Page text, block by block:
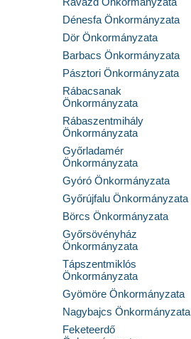
Dénesfa Önkormányzata
Dör Önkormányzata
Barbacs Önkormányzata
Pásztori Önkormányzata
Rábacsanak
Önkormányzata
Rábaszentmihály
Önkormányzata
Győrladamér
Önkormányzata
Gyóró Önkormányzata
Győrújfalu Önkormányzata
Börcs Önkormányzata
Győrsövényház
Önkormányzata
Tápszentmiklós
Önkormányzata
Gyömöre Önkormányzata
Nagybajcs Önkormányzata
Feketeerdő